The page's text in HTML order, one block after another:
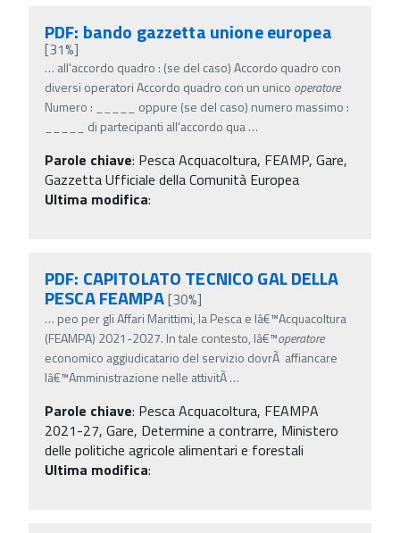
PDF: bando gazzetta unione europea
[31%]
… all'accordo quadro : (se del caso) Accordo quadro con
diversi operatori Accordo quadro con un unico operatore
Numero : _____ oppure (se del caso) numero massimo :
_____ di partecipanti all'accordo qua…
Parole chiave: Pesca Acquacoltura, FEAMP, Gare,
Gazzetta Ufficiale della Comunità Europea
Ultima modifica:
PDF: CAPITOLATO TECNICO GAL DELLA
PESCA FEAMPA[30%]
… peo per gli Affari Marittimi, la Pesca e lâ€™Acquacoltura
(FEAMPA) 2021-2027. In tale contesto, lâ€™operatore
economico aggiudicatario del servizio dovrÃ affiancare
lâ€™Amministrazione nelle attivitÃ…
Parole chiave: Pesca Acquacoltura, FEAMPA
2021-27, Gare, Determine a contrarre, Ministero
delle politiche agricole alimentari e forestali
Ultima modifica: